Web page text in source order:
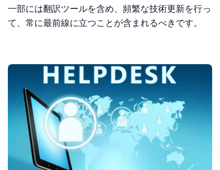
一部には翻訳ツールを含め、頻繁な技術更新を行っ
て、常に最前線に立つことが含まれるべきです。